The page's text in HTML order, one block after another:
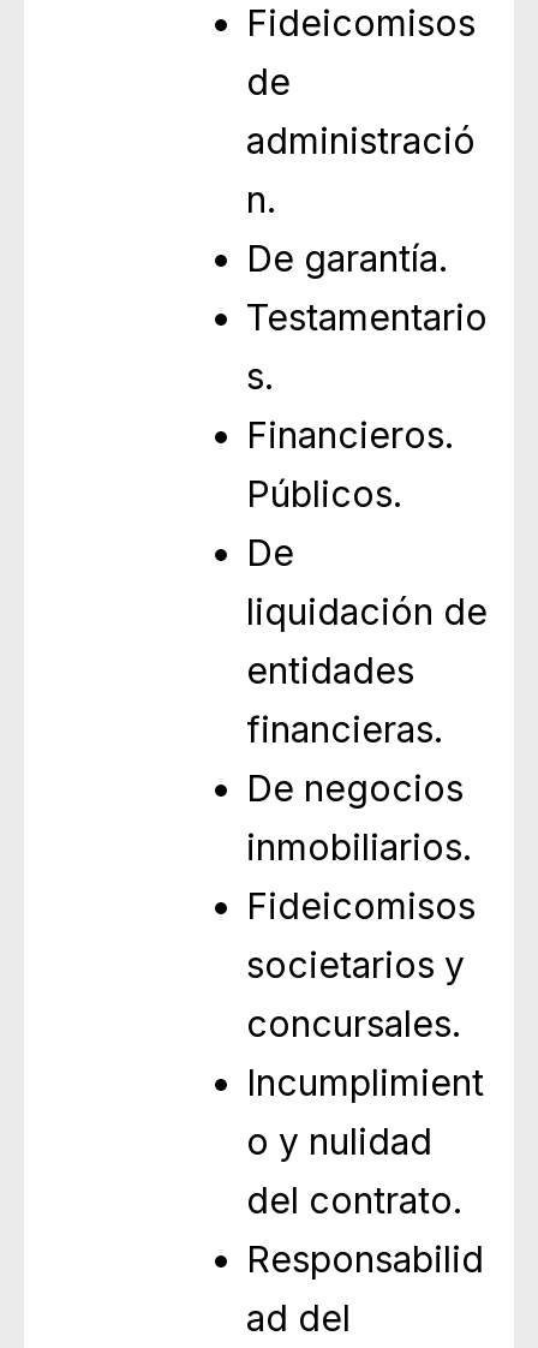
Fideicomisos
de
administració
n.
De garantía.
Testamentario
s.
Financieros.
Públicos.
De
liquidación de
entidades
financieras.
De negocios
inmobiliarios.
Fideicomisos
societarios y
concursales.
Incumplimient
o y nulidad
del contrato.
Responsabilid
ad del